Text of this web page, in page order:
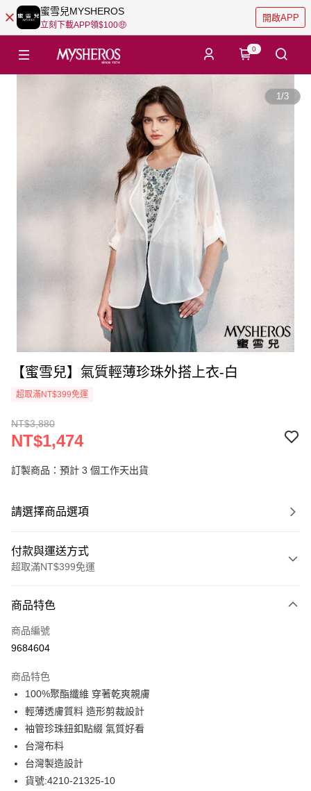
蜜雪兒MYSHEROS
立刻下載APP領$100🤑
開啟APP
0
1/3
【蜜雪兒】氣質輕薄珍珠外搭上衣-白
超取滿NT$399免運
NT$3,880
NT$1,474
訂製商品：預計 3 個工作天出貨
請選擇商品選項
付款與運送方式
超取滿NT$399免運
信用卡一次付款
信用卡分期付款
合作金庫商業銀行
華南商業銀行
上海商業儲蓄銀行
國泰世華商業銀行
臺灣中小企業銀行
匯豐（台灣）商業銀行
聯邦商業銀行
元大商業銀行
LINE Pay
Apple Pay
街口支付
悠遊付
商品特色
商品編號
9684604
商品特色
100%聚酯纖維 穿著乾爽親膚
輕薄透膚質料 造形剪裁設計
袖管珍珠鈕釦點綴 氣質好看
台灣布料
台灣製造設計
貨號:4210-21325-10